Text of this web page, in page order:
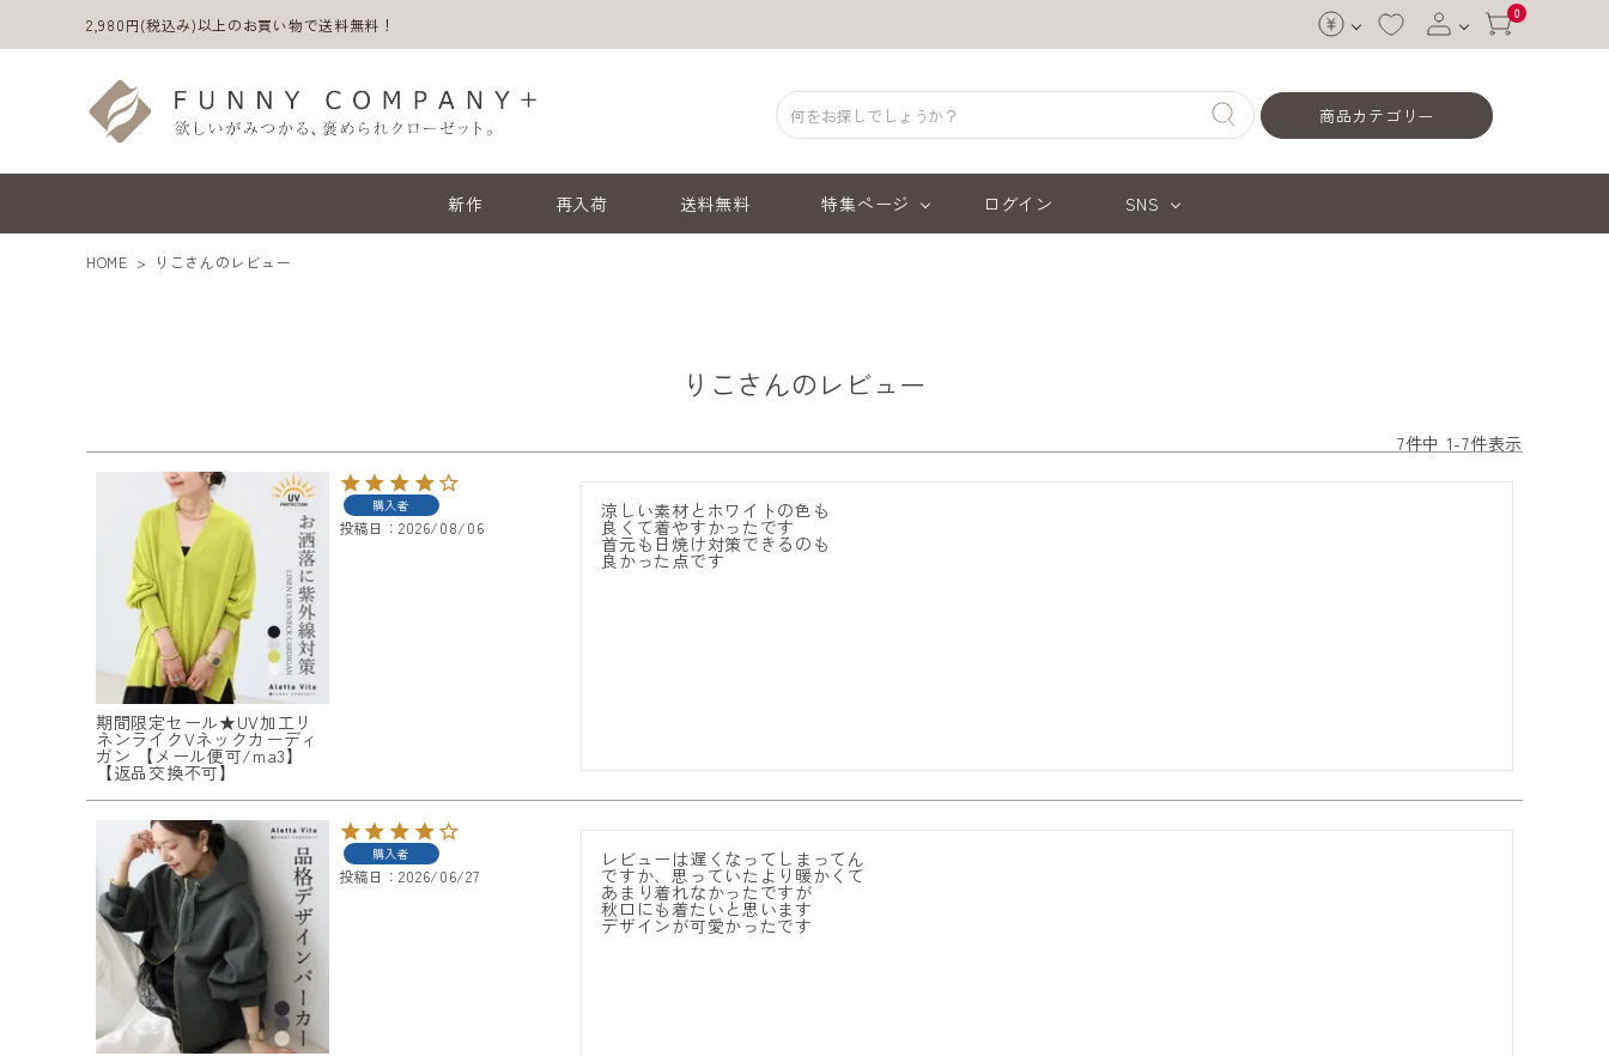
2,980円(税込み)以上のお買い物で送料無料！
会員登録
0
商品カテゴリー
新作 再入荷 送料無料 特集ページ ログイン SNS
ACCOUNT MENU
ようこそ ゲスト 様
会員登録
レディーストップス
ファッション雑貨
会員ステージ特典プログラムについて
ご利用ガイド
HOME りこさんのレビュー
りこさんのレビュー
7件中 1-7件表示
期間限定セール★UV加工リ
ネンライクVネックカーディ
ガン 【メール便可/ma3】
【返品交換不可】
購入者
投稿日 2026/08/06
涼しい素材とホワイトの色も
良くて着やすかったです
首元も日焼け対策できるのも
良かった点です
購入者
投稿日 2026/06/27
レビューは遅くなってしまってん
ですか、思っていたより暖かくて
あまり着れなかったですが
秋口にも着たいと思います
デザインが可愛かったです